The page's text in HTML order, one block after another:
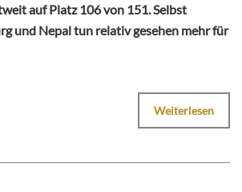
auf Platz 106 von 151. Selbst
und Nepal tun relativ gesehen mehr für
Weiterlesen